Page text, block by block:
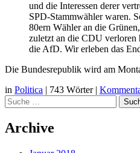
und die Interessen derer
SPD-Stammwähler waren.
80ern Wähler an die
zuletzt an die CDU verloren
die AfD. Wir erleben das
Die Bundesrepublik wird am
in Politica | 743 Wörter |
Suche
Archive